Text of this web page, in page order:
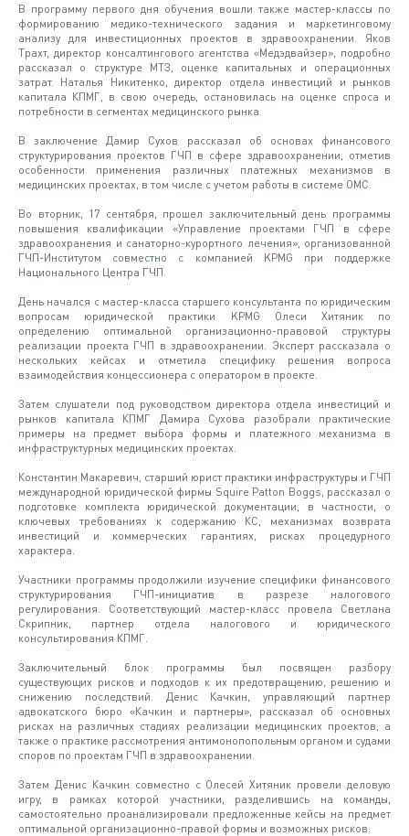
В программу первого дня обучения вошли также мастер-классы по
формированию медико-технического задания и маркетинговому
анализу для инвестиционных проектов в здравоохранении. Яков
Трахт, директор консалтингового агентства «Медэдвайзер», подробно
рассказал о структуре МТЗ, оценке капитальных и операционных
затрат. Наталья Никитенко, директор отдела инвестиций и рынков
капитала КПМГ, в свою очередь, остановилась на оценке спроса и
потребности в сегментах медицинского рынка.
В заключение Дамир Сухов рассказал об основах финансового
структурирования проектов ГЧП в сфере здравоохранении, отметив
особенности применения различных платежных механизмов в
медицинских проектах, в том числе с учетом работы в системе ОМС.
Во вторник, 17 сентября, прошел заключительный день программы
повышения квалификации «Управление проектами ГЧП в сфере
здравоохранения и санаторно-курортного лечения», организованной
ГЧП-Институтом совместно с компанией KPMG при поддержке
Национального Центра ГЧП.
День начался с мастер-класса старшего консультанта по юридическим
вопросам юридической практики KPMG Олеси Хитяник по
определению оптимальной организационно-правовой структуры
реализации проекта ГЧП в здравоохранении. Эксперт рассказала о
нескольких кейсах и отметила специфику решения вопроса
взаимодействия концессионера с оператором в проекте.
Затем слушатели под руководством директора отдела инвестиций и
рынков капитала КПМГ Дамира Сухова разобрали практические
примеры на предмет выбора формы и платежного механизма в
инфраструктурных медицинских проектах.
Константин Макаревич, старший юрист практики инфраструктуры и ГЧП
международной юридической фирмы Squire Patton Boggs, рассказал о
подготовке комплекта юридической документации, в частности, о
ключевых требованиях к содержанию КС, механизмах возврата
инвестиций и коммерческих гарантиях, рисках процедурного
характера.
Участники программы продолжили изучение специфики финансового
структурирования ГЧП-инициатив в разрезе налогового
регулирования. Соответствующий мастер-класс провела Светлана
Скрипник, партнер отдела налогового и юридического
консультирования КПМГ.
Заключительный блок программы был посвящен разбору
существующих рисков и подходов к их предотвращению, решению и
снижению последствий. Денис Качкин, управляющий партнер
адвокатского бюро «Качкин и партнеры», рассказал об основных
рисках на различных стадиях реализации медицинских проектов, а
также о практике рассмотрения антимонопопольным органом и судами
споров по проектам ГЧП в здравоохранении.
Затем Денис Качкин совместно с Олесей Хитяник провели деловую
игру, в рамках которой участники, разделившись на команды,
самостоятельно проанализировали предложенные кейсы на предмет
оптимальной организационно-правой формы и возможных рисков.